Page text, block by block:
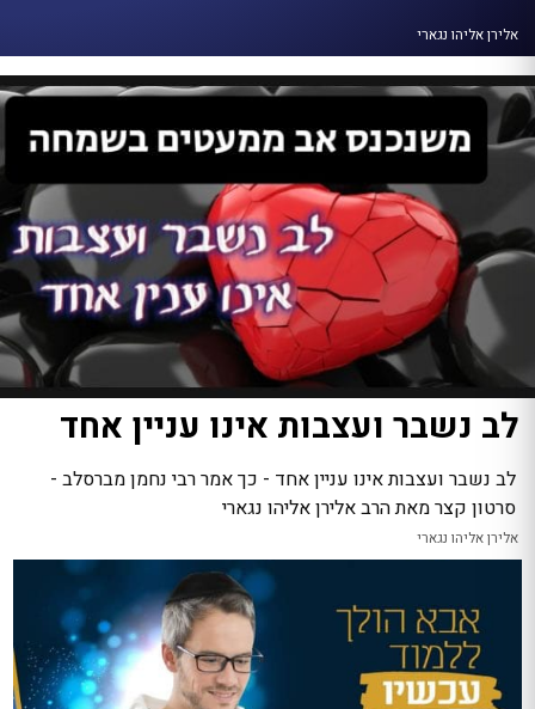
אלירן אליהו נגארי
לב נשבר ועצבות אינו עניין אחד
לב נשבר ועצבות אינו עניין אחד - כך אמר רבי נחמן מברסלב -
סרטון קצר מאת הרב אלירן אליהו נגארי
אלירן אליהו נגארי